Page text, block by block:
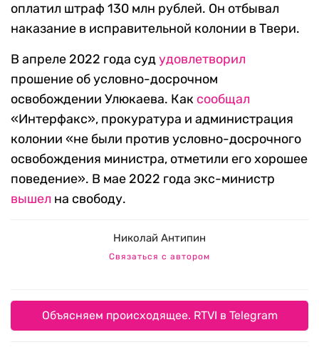
оплатил штраф 130 млн рублей. Он отбывал
наказание в исправительной колонии в Твери.
В апреле 2022 года судудовлетворил
прошение об условно-досрочном
освобождении Улюкаева. Как сообщал
«Интерфакс», прокуратура и администрация
колонии «не были против условно-досрочного
освобождения министра, отметили его хорошее
поведение». В мае 2022 года экс-министр
вышел на свободу.
Николай Антипин
Связаться с автором
Объясняем происходящее. RTVI в Telegram